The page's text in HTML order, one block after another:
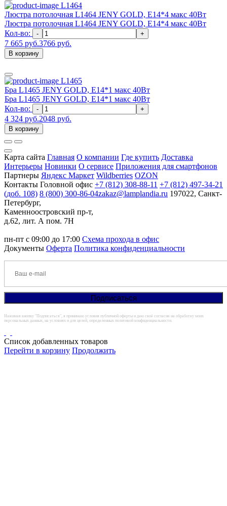
L1464
Люстра потолочная L1464 JENY GOLD, E14*4 макс 40Вт
Люстра потолочная L1464 JENY GOLD, E14*4 макс 40Вт
Кол-во:
- +
7 665 руб.3766 руб.
В корзину
L1465
Бра L1465 JENY GOLD, E14*1 макс 40Вт
Бра L1465 JENY GOLD, E14*1 макс 40Вт
Кол-во:
- +
4 324 руб.2048 руб.
В корзину
Карта сайта Главная О компании Где купить Доставка
Интерьеры Новинки О сервисе Приложения для смартфонов
Партнеры Яндекс Маркет Wildberries OZON
Контакты Головной офис +7 (812) 308-88-11 +7 (812) 497-34-21
(доб. 108) 8 (800) 300-86-04zakaz@lamplandia.ru 197022, Санкт-
Петербург,
Каменноостровский пр-т,
д.62, лит. А пом. 7Н
пн-пт с 09:00 до 17:00 Схема прохода в офис
Документы Оферта Политика конфиденциальности
Нажимая кнопку "Подписаться", я принимаю условия публичной оферты и даю своё согласие на обработку моих
персональных данных, на условиях и для целей, определенных политикой конфиденциальности.
Список добавленных товаров
Перейти в корзину Продолжить